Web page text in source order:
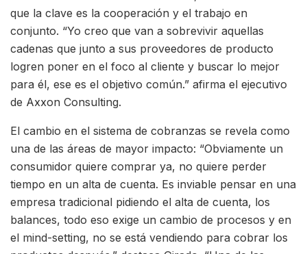
que la clave es la cooperación y el trabajo en
conjunto. “Yo creo que van a sobrevivir aquellas
cadenas que junto a sus proveedores de producto
logren poner en el foco al cliente y buscar lo mejor
para él, ese es el objetivo común.” afirma el ejecutivo
de Axxon Consulting.
El cambio en el sistema de cobranzas se revela como
una de las áreas de mayor impacto: “Obviamente un
consumidor quiere comprar ya, no quiere perder
tiempo en un alta de cuenta. Es inviable pensar en una
empresa tradicional pidiendo el alta de cuenta, los
balances, todo eso exige un cambio de procesos y en
el mind-setting, no se está vendiendo para cobrar los